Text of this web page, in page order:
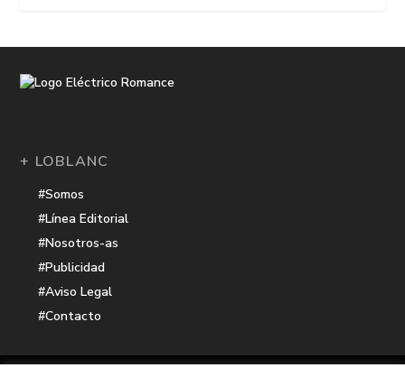
+ LOBLANC
#Somos
#Línea Editorial
#Nosotros-as
#Publicidad
#Aviso Legal
#Contacto